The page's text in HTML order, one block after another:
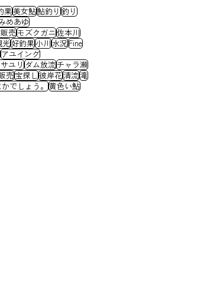
果美女鮎鮎釣り釣り
めあゆ
売モズクガニ佐本川
光好釣果小川水況Fine
アユイング
ユリダム放流チャラ瀬
売宝探し彼岸花清流滝
でしょう。黄色い鮎